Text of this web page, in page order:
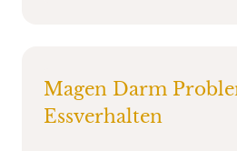
Magen Darm
Essverhalten